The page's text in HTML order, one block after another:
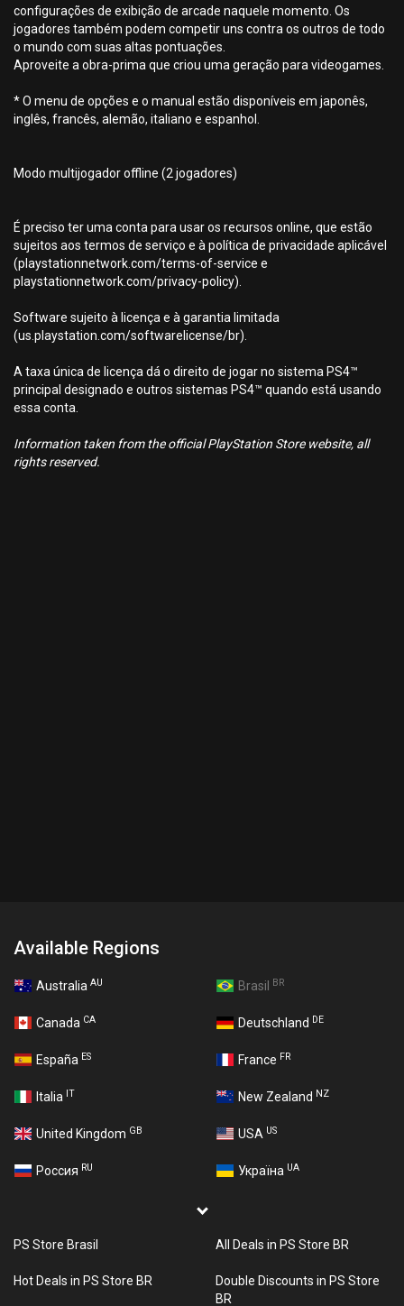
configurações de exibição de arcade naquele momento. Os
jogadores também podem competir uns contra os outros de todo
o mundo com suas altas pontuações.
Aproveite a obra-prima que criou uma geração para videogames.
* O menu de opções e o manual estão disponíveis em japonês,
inglês, francês, alemão, italiano e espanhol.
Modo multijogador offline (2 jogadores)
É preciso ter uma conta para usar os recursos online, que estão
sujeitos aos termos de serviço e à política de privacidade aplicável
(playstationnetwork.com/terms-of-service e
playstationnetwork.com/privacy-policy).
Software sujeito à licença e à garantia limitada
(us.playstation.com/softwarelicense/br).
A taxa única de licença dá o direito de jogar no sistema PS4™
principal designado e outros sistemas PS4™ quando está usando
essa conta.
Information taken from the official PlayStation Store website, all
rights reserved.
Available Regions
Australia AU Brasil BR
Canada CA Deutschland DE
España ES France FR
Italia IT New Zealand NZ
United Kingdom GB USA US
Россия RU Україна UA
PS Store Brasil All Deals in PS Store BR
Hot Deals in PS Store BR
Double Discounts in PS Store
BR